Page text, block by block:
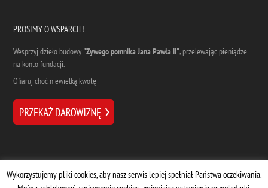
PROSIMY O WSPARCIE!
Wesprzyj dzieło budowy "Zywego pomnika Jana Pawła II", przelewając pieniądze
na konto fundacji.
Ofiaruj choć niewielką kwotę
Wykorzystujemy pliki cookies, aby nasz serwis lepiej spełniał Państwa oczekiwania.